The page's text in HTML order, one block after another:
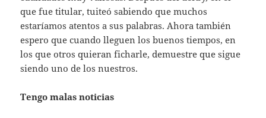
que fue titular, tuiteó sabiendo que muchos
estaríamos atentos a sus palabras. Ahora también
espero que cuando lleguen los buenos tiempos, en
los que otros quieran ficharle, demuestre que sigue
siendo uno de los nuestros.
Tengo malas noticias